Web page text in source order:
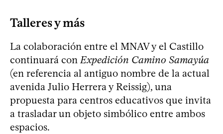
Talleres y más
La colaboración entre el MNAV y el Castillo
continuará conExpedición Camino Samayúa
(en referencia al antiguo nombre de la actual
avenida Julio Herrera y Reissig), una
propuesta para centros educativos que invita
a trasladar un objeto simbólico entre ambos
espacios.